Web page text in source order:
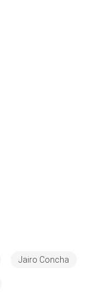
Jairo Concha